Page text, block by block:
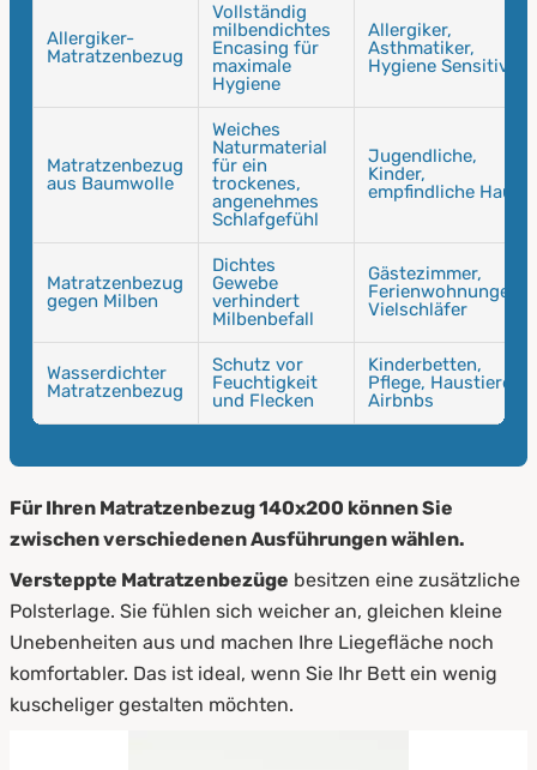
Allergiker-
Matratzenbezug
Vollständig
milbendichtes
Encasing für
maximale
Hygiene
Allergiker,
Asthmatiker,
Hygiene Sensitive
Matratzenbezug
aus Baumwolle
Weiches
Naturmaterial
für ein
trockenes,
angenehmes
Schlafgefühl
Jugendliche,
Kinder,
empfindliche Haut
Matratzenbezug
gegen Milben
Dichtes
Gewebe
verhindert
Milbenbefall
Gästezimmer,
Ferienwohnungen,
Vielschläfer
Wasserdichter
Matratzenbezug
Schutz vor
Feuchtigkeit
und Flecken
Kinderbetten,
Pflege, Haustiere,
Airbnbs
Für Ihren Matratzenbezug 140x200 können Sie
zwischen verschiedenen Ausführungen wählen.
Versteppte Matratzenbezüge besitzen eine zusätzliche
Polsterlage. Sie fühlen sich weicher an, gleichen kleine
Unebenheiten aus und machen Ihre Liegefläche noch
komfortabler. Das ist ideal, wenn Sie Ihr Bett ein wenig
kuscheliger gestalten möchten.